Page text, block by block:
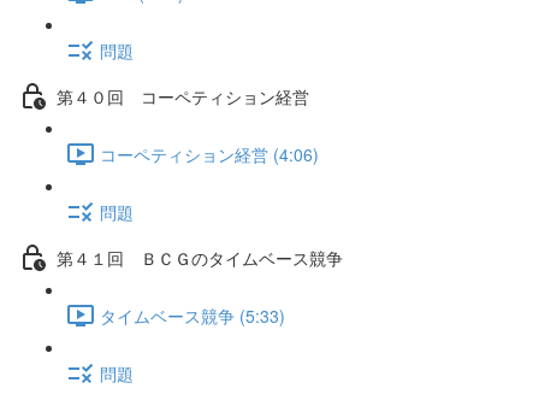
問題
第４０回 コーペティション経営
コーペティション経営 (4:06)
問題
第４１回 ＢＣＧのタイムベース競争
タイムベース競争 (5:33)
問題